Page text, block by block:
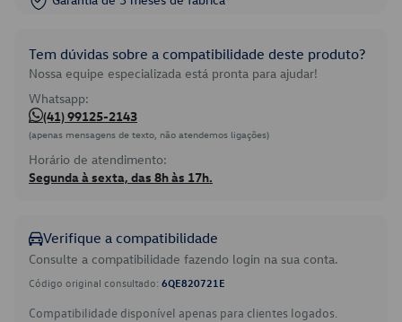
Tem dúvidas sobre a compatibilidade deste produto?
Nossa equipe especializada está pronta para ajudar!
Whatsapp:
(41) 99125-2143
(apenas mensagens de texto, não atendemos ligações)
Horário de atendimento:
Segunda à sexta, das 8h às 17h.
Verifique a compatibilidade
Consulte a compatibilidade fazendo login na sua conta.
Código original consultado: 6QE820721E
Compatibilidade disponível apenas para clientes logados.